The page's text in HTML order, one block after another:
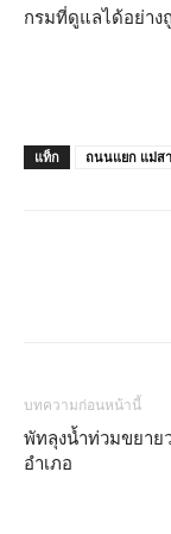
กรมที่ดูแลได้อย่าง
แท็ก ถนนแยก แม่สา
บทความก่อนหน้านี้
พัทลุงน้ำท่วมขยาย
อำเภอ